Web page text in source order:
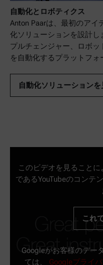
自動化とロボティクス
Anton Paarは、最初のアイ
化ソリューションを設計
プルチェンジャー、ロボ
を自動化するプラットフォ
自動化ソリューションを
このビデオを見ること
であるYouTubeのコンテ
これ
Googleがお客様のデー
ては、 Googleプライ